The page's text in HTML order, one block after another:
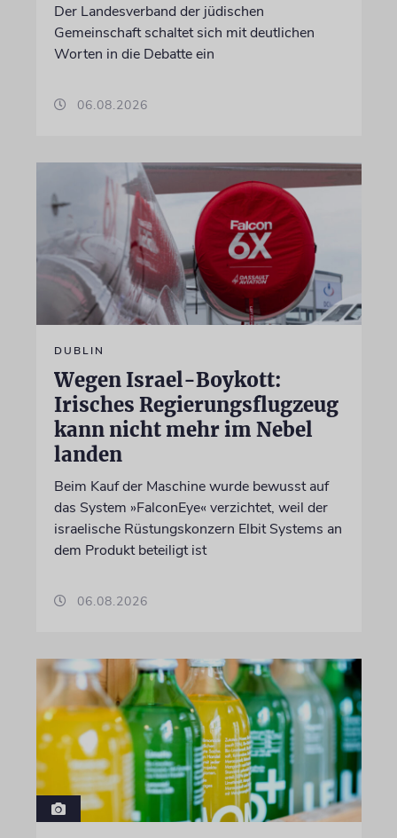
Der Landesverband der jüdischen
Gemeinschaft schaltet sich mit deutlichen
Worten in die Debatte ein
06.08.2026
DUBLIN
Wegen Israel-Boykott:
Irisches Regierungsflugzeug
kann nicht mehr im Nebel
landen
Beim Kauf der Maschine wurde bewusst auf
das System »FalconEye« verzichtet, weil der
israelische Rüstungskonzern Elbit Systems an
dem Produkt beteiligt ist
06.08.2026